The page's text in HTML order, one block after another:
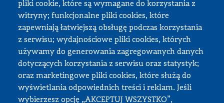
pliki cookie, które są wymagane do korzystania z
witryny; funkcjonalne pliki cookies, które
zapewniają łatwiejszą obsługę podczas korzystania
z serwisu; wydajnościowe pliki cookies, których
używamy do generowania zagregowanych danych
dotyczących korzystania z serwisu oraz statystyk;
oraz marketingowe pliki cookies, które służą do
wyświetlania odpowiednich treści i reklam. Jeśli
wybierzesz opcję „AKCEPTUJ WSZYSTKO”,
Dokumenty do pobrania
Strefa pracownika
APD